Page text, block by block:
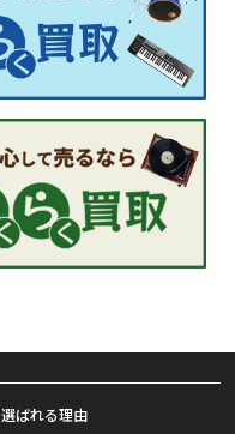
選ばれる理由